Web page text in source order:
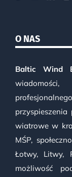
O NAS
Baltic Wind
wiatrowe w
MŚP,
Łotwy, Litwy,
możliwość